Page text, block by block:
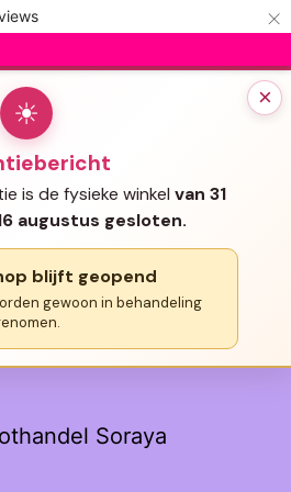
×
×
☀
is de fysieke winkel van 31
augustus gesloten.
blijft geopend
gewoon in behandeling
Soraya